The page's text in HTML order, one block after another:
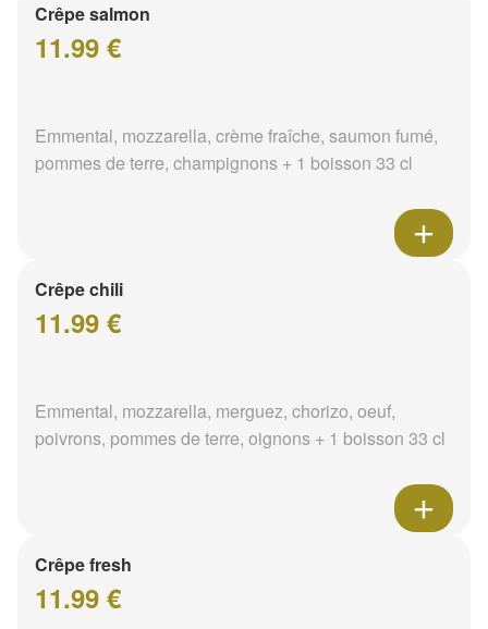
Crêpe salmon
11.99 €
Emmental, mozzarella, crème fraîche, saumon fumé,
pommes de terre, champignons + 1 boisson 33 cl
Crêpe chili
11.99 €
Emmental, mozzarella, merguez, chorizo, oeuf,
poivrons, pommes de terre, oignons + 1 boisson 33 cl
Crêpe fresh
11.99 €